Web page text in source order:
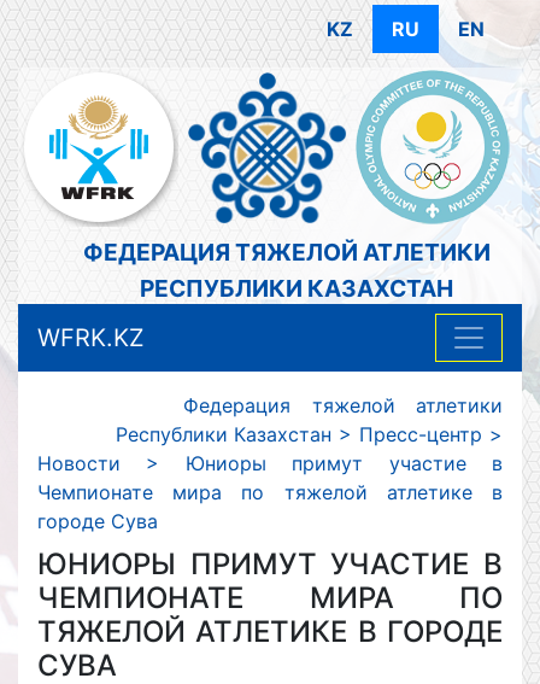
KZ RU EN
ФЕДЕРАЦИЯ ТЯЖЕЛОЙ АТЛЕТИКИ
РЕСПУБЛИКИ КАЗАХСТАН
WFRK.KZ
Федерация тяжелой атлетики
Республики Казахстан > Пресс-центр >
Новости > Юниоры примут участие в
Чемпионате мира по тяжелой атлетике в
городе Сува
ЮНИОРЫ ПРИМУТ УЧАСТИЕ В
ЧЕМПИОНАТЕ МИРА ПО
ТЯЖЕЛОЙ АТЛЕТИКЕ В ГОРОДЕ
СУВА